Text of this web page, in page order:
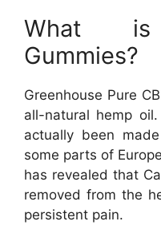
What is
Gummies?
Greenhouse Pure
all-natural hemp
actually been
some parts of
has revealed that
removed from the
persistent pain.